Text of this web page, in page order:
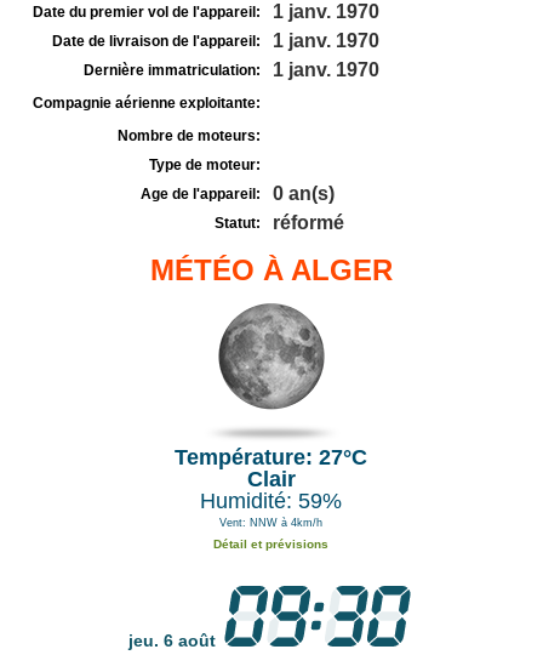
Date du premier vol de l'appareil: 1 janv. 1970
Date de livraison de l'appareil: 1 janv. 1970
Dernière immatriculation: 1 janv. 1970
Compagnie aérienne exploitante:
Nombre de moteurs:
Type de moteur:
Age de l'appareil:
0 an(s)
Statut: réformé
MÉTÉO À ALGER
Température: 27°C
Clair
Humidité: 59%
Vent: NNW à 4km/h
Détail et prévisions
jeu. 6 août